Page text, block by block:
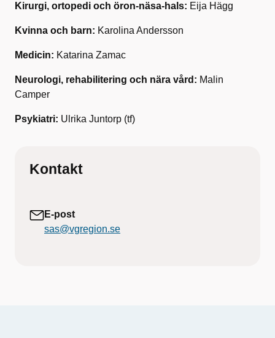
Kirurgi, ortopedi och öron-näsa-hals: Eija Hägg
Kvinna och barn: Karolina Andersson
Medicin: Katarina Zamac
Neurologi, rehabilitering och nära vård: Malin
Camper
Psykiatri: Ulrika Juntorp (tf)
Kontakt
E-post
sas@vgregion.se